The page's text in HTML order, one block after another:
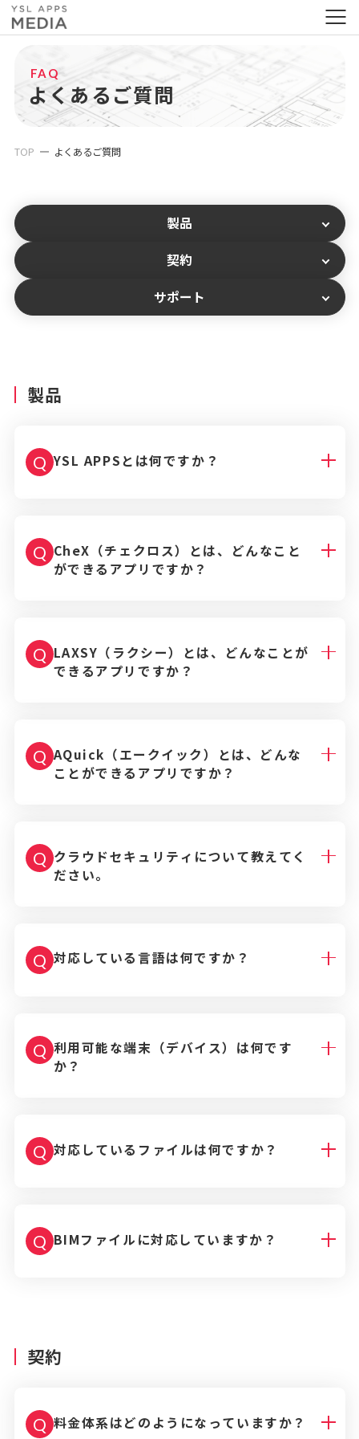
FAQ
よくあるご質問
TOP よくあるご質問
製品
契約
サポート
製品
Q YSL APPSとは何ですか？
Q CheX（チェクロス）とは、どんなこと
ができるアプリですか？
Q LAXSY（ラクシー）とは、どんなことが
できるアプリですか？
Q AQuick（エークイック）とは、どんな
ことができるアプリですか？
Q クラウドセキュリティについて教えてく
ださい。
Q 対応している言語は何ですか？
Q 利用可能な端末（デバイス）は何です
か？
Q 対応しているファイルは何ですか？
Q BIMファイルに対応していますか？
契約
Q 料金体系はどのようになっていますか？